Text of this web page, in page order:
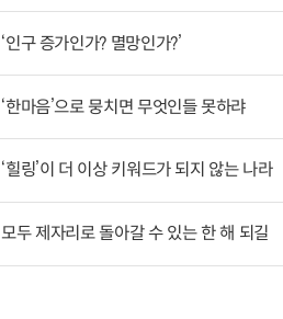
‘인구 증가인가? 멸망인가?’
‘한마음’으로 뭉치면 무엇인들 못하랴
‘힐링’이 더 이상 키워드가 되지 않는 나라
모두 제자리로 돌아갈 수 있는 한 해 되길